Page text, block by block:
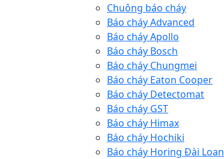
Chuông báo cháy
Báo cháy Advanced
Báo cháy Apollo
Báo cháy Bosch
Báo cháy Chungmei
Báo cháy Eaton Cooper
Báo cháy Detectomat
Báo cháy GST
Báo cháy Himax
Báo cháy Hochiki
Báo cháy Horing Đài Loan